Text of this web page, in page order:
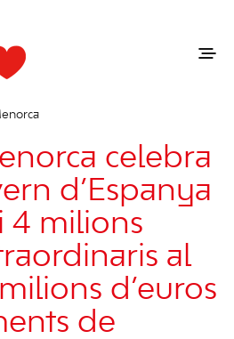
celebra
d’Espanya
4 milions
al
d’euros
de